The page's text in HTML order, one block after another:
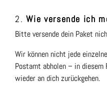
2. Wie versende ich
Bitte versende dein Paket
Wir können nicht jede
Postamt abholen – in
wieder an dich zurückgehen.